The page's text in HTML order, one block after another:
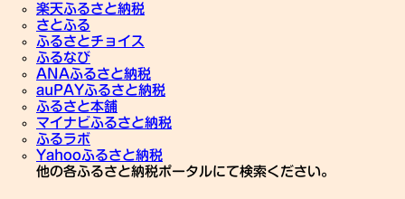
楽天ふるさと納税
さとふる
ふるさとチョイス
ふるなび
ANAふるさと納税
auPAYふるさと納税
ふるさと本舗
マイナビふるさと納税
ふるラボ
Yahooふるさと納税
他の各ふるさと納税ポータルにて検索ください。